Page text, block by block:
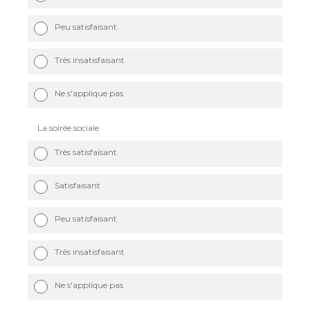
Peu satisfaisant
Très insatisfaisant
Ne s'applique pas
La soirée sociale
Très satisfaisant
Satisfaisant
Peu satisfaisant
Très insatisfaisant
Ne s'applique pas